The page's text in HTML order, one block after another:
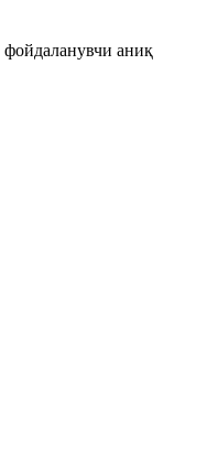
фойдаланувчи аниқ